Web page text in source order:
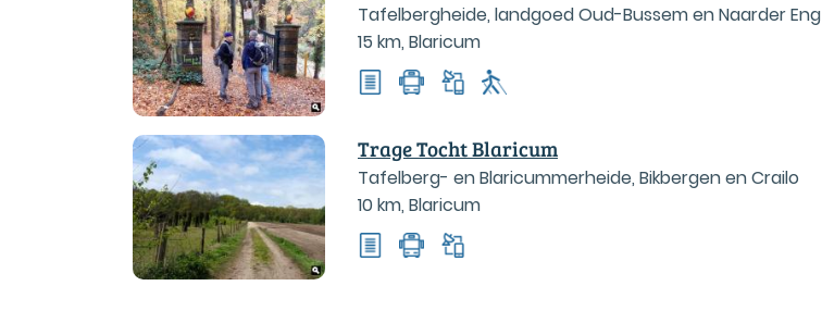
Tafelbergheide, landgoed Oud-Bussem en Naarder Eng
15 km, Blaricum
Trage Tocht Blaricum
Tafelberg- en Blaricummerheide, Bikbergen en Crailo
10 km, Blaricum